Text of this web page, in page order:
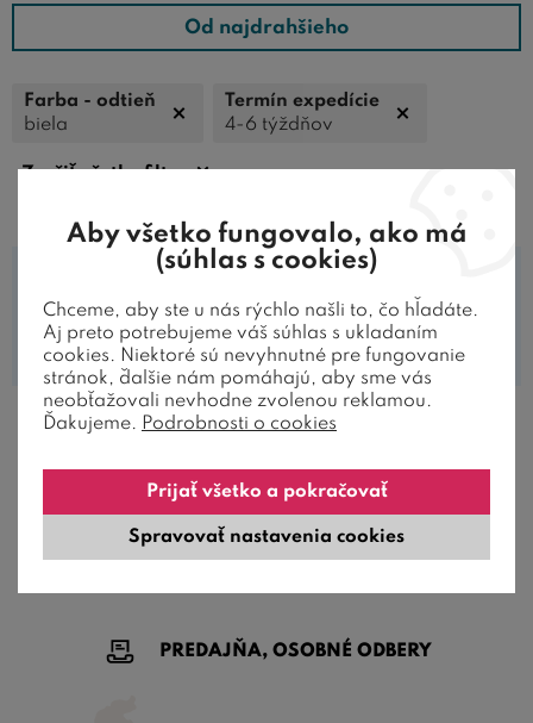
Od najdrahšieho
Farba - odtieň
biela
Termín expedície
4-6 týždňov
Zrušiť všetky filtre
Tomuto filtru vo zvolenej kategórii
nezodpovedá žiaden produkt.
AKO ZÁKAZNÍCI HODNOTIA
NAŠE POSTELE
PREDAJŇA, OSOBNÉ ODBERY
Aby všetko fungovalo, ako má
(súhlas s cookies)
Chceme, aby ste u nás rýchlo našli to, čo hľadáte.
Aj preto potrebujeme váš súhlas s ukladaním
cookies. Niektoré sú nevyhnutné pre fungovanie
stránok, ďalšie nám pomáhajú, aby sme vás
neobťažovali nevhodne zvolenou reklamou.
Ďakujeme. Podrobnosti o cookies
Spravovať nastavenia cookies
Prijať všetko a pokračovať